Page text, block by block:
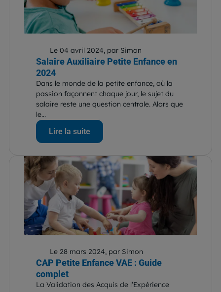
Le 04 avril 2024, par Simon
Salaire Auxiliaire Petite Enfance en
2024
Dans le monde de la petite enfance, où la
passion façonnent chaque jour, le sujet du
salaire reste une question centrale. Alors que
le...
Lire la suite
Le 28 mars 2024, par Simon
CAP Petite Enfance VAE : Guide
complet
La Validation des Acquis de l’Expérience